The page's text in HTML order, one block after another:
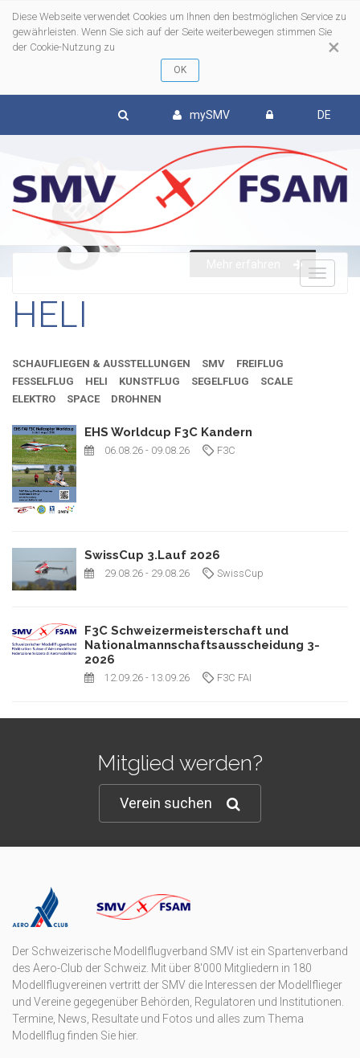
×
Diese Webseite verwendet Cookies um Ihnen den bestmöglichen Service zu
gewährleisten. Wenn Sie sich auf der Seite weiterbewegen stimmen Sie
der Cookie-Nutzung zu
mySMV DE
HELI
SCHAUFLIEGEN & AUSSTELLUNGEN SMV
FREIFLUG
FESSELFLUG
HELI KUNSTFLUG SEGELFLUG
SCALE
ELEKTRO
SPACE DROHNEN
EHS Worldcup F3C Kandern
06.08.26 - 09.08.26 F3C
SwissCup 3.Lauf 2026
29.08.26 - 29.08.26 SwissCup
F3C Schweizermeisterschaft und
Nationalmannschaftsausscheidung 3-
2026
12.09.26 - 13.09.26 F3C FAI
Mitglied werden?
Verein suchen
Der Schweizerische Modellflugverband SMV ist ein Spartenverband
des Aero-Club der Schweiz. Mit über 8'000 Mitgliedern in 180
Modellflugvereinen vertritt der SMV die Interessen der Modellflieger
und Vereine gegegenüber Behörden, Regulatoren und Institutionen.
Termine, News, Resultate und Fotos und alles zum Thema
Modellflug finden Sie hier.